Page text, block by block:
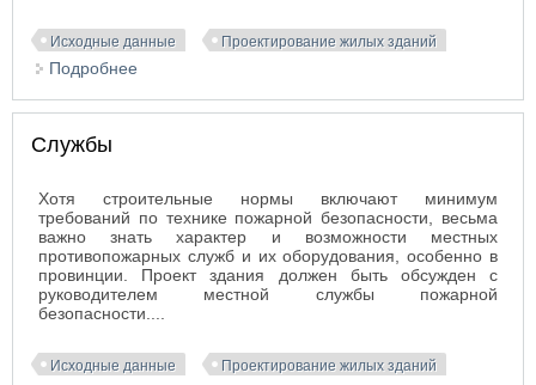
Исходные данные Проектирование жилых зданий
Подробнее
Службы
Хотя строительные нормы включают минимум
требований по технике пожарной безопасности, весьма
важно знать характер и возможности местных
противопожарных служб и их оборудования, особенно в
провинции. Проект здания должен быть обсужден с
руководителем местной службы пожарной
безопасности....
Исходные данные Проектирование жилых зданий